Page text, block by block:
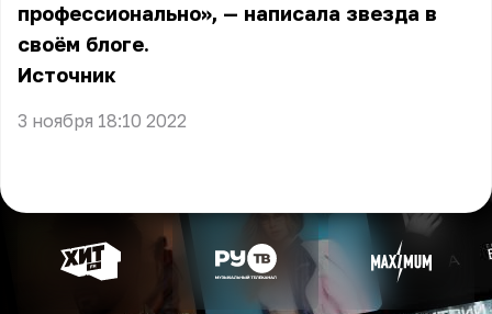
профессионально», — написала звезда в
своём блоге.
Источник
3 ноября 18:10 2022